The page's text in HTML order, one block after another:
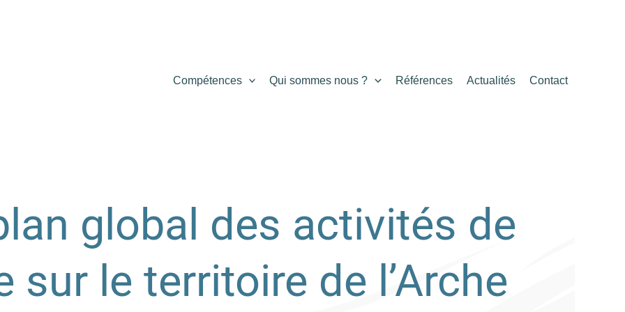
Compétences Qui sommes nous ? Références Actualités Contact
global des activités de
sur le territoire de l’Arche